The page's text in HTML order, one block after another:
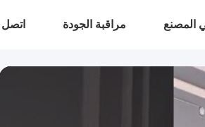
المصنع مراقبة الجودة اتصل